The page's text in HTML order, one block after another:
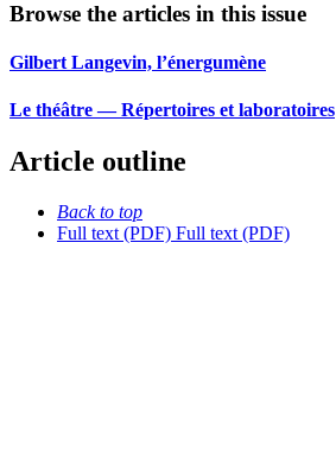
Browse the articles in this issue
Gilbert Langevin, l’énergumène
Le théâtre — Répertoires et laboratoires
Article outline
Back to top
Full text (PDF) Full text (PDF)